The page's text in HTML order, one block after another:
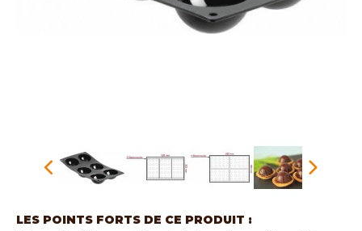
LES POINTS FORTS DE CE PRODUIT :